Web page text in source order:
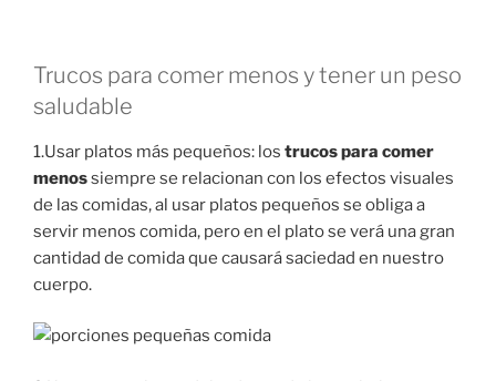
Trucos para comer menos y tener un peso
saludable
1.Usar platos más pequeños: los trucos para comer
menossiempre se relacionan con los efectos visuales
de las comidas, al usar platos pequeños se obliga a
servir menos comida, pero en el plato se verá una gran
cantidad de comida que causará saciedad en nuestro
cuerpo.